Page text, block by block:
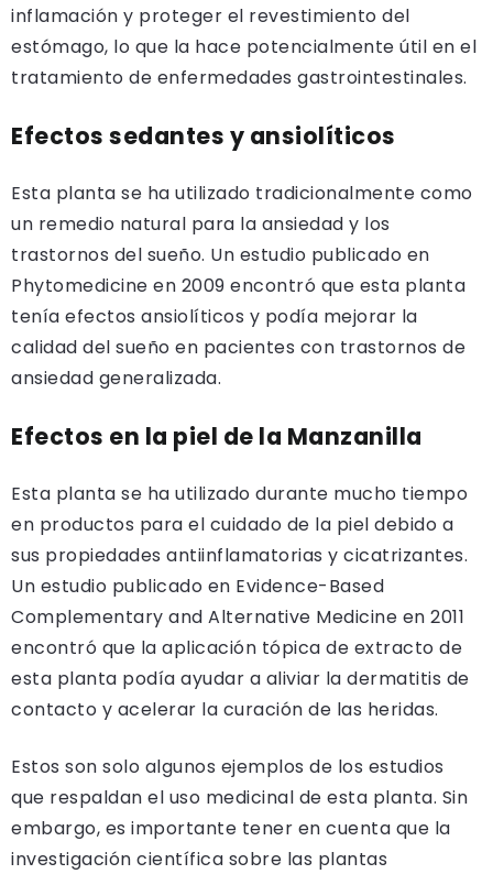
inflamación y proteger el revestimiento del
estómago, lo que la hace potencialmente útil en el
tratamiento de enfermedades gastrointestinales.
Efectos sedantes y ansiolíticos
Esta planta se ha utilizado tradicionalmente como
un remedio natural para la ansiedad y los
trastornos del sueño. Un estudio publicado en
Phytomedicine en 2009 encontró que esta planta
tenía efectos ansiolíticos y podía mejorar la
calidad del sueño en pacientes con trastornos de
ansiedad generalizada.
Efectos en la piel de la Manzanilla
Esta planta se ha utilizado durante mucho tiempo
en productos para el cuidado de la piel debido a
sus propiedades antiinflamatorias y cicatrizantes.
Un estudio publicado en Evidence-Based
Complementary and Alternative Medicine en 2011
encontró que la aplicación tópica de extracto de
esta planta podía ayudar a aliviar la dermatitis de
contacto y acelerar la curación de las heridas.
Estos son solo algunos ejemplos de los estudios
que respaldan el uso medicinal de esta planta. Sin
embargo, es importante tener en cuenta que la
investigación científica sobre las plantas